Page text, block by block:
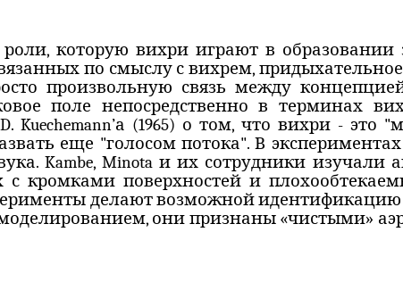
которую вихри играют в образовании
по смыслу с вихрем,
произвольную связь между
поле непосредственно в терминах
D. Kuechemann’а (1965) о том, что вихри - это
еще "голосом потока". В
Kambe, Minotaи их сотрудники изучали
кромками поверхностей и
делают возможной идентификацию
они признаны «чистыми»